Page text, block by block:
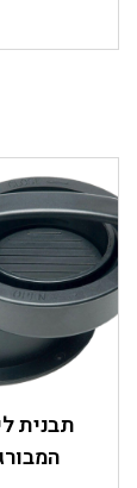
תבנית